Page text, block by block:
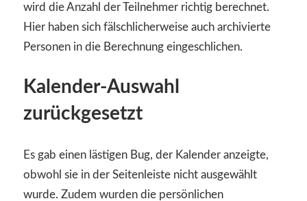
wird die Anzahl der Teilnehmer richtig berechnet.
Hier haben sich fälschlicherweise auch archivierte
Personen in die Berechnung eingeschlichen.
Kalender-Auswahl
zurückgesetzt
Es gab einen lästigen Bug, der Kalender anzeigte,
obwohl sie in der Seitenleiste nicht ausgewählt
wurde. Zudem wurden die persönlichen